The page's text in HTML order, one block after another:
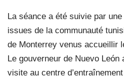
La séance a été suivie par
issues de la communauté
de Monterrey venus accueillir
Le gouverneur de Nuevo León
visite au centre